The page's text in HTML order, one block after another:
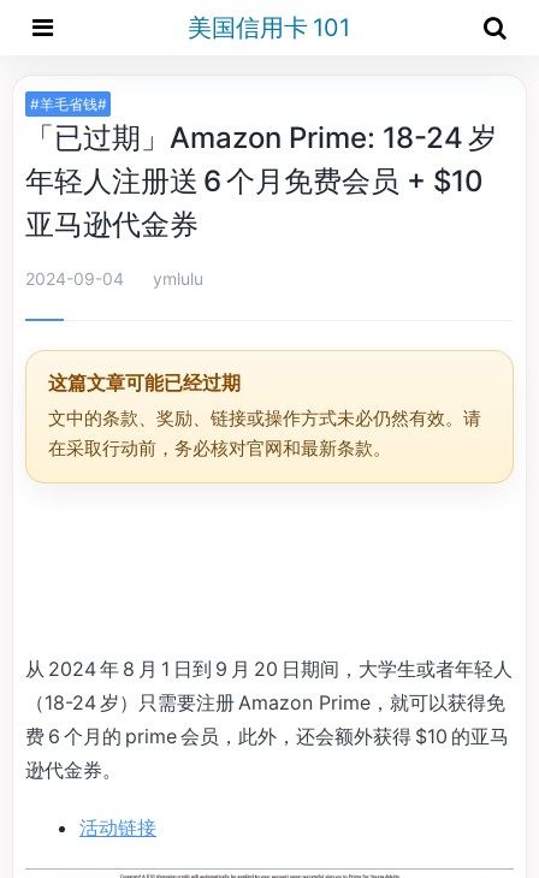
美国信用卡 101
#羊毛省钱#
「已过期」Amazon Prime: 18-24 岁
年轻人注册送 6 个月免费会员 + $10
亚马逊代金券
2024-09-04 ymlulu
这篇文章可能已经过期
文中的条款、奖励、链接或操作方式未必仍然有效。请
在采取行动前，务必核对官网和最新条款。
从 2024 年 8 月 1 日到 9 月 20 日期间，大学生或者年轻人
（18-24 岁）只需要注册 Amazon Prime，就可以获得免
费 6 个月的 prime 会员，此外，还会额外获得 $10 的亚马
逊代金券。
活动链接